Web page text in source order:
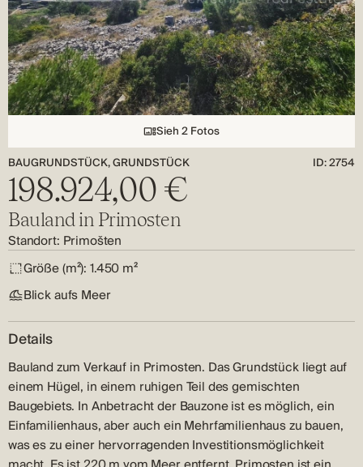
Sieh 2 Fotos
BAUGRUNDSTÜCK, GRUNDSTÜCK
ID: 2754
198.924,00 €
Bauland in Primosten
Standort: Primošten
Größe (m²): 1.450 m²
Blick aufs Meer
Details
Bauland zum Verkauf in Primosten. Das Grundstück liegt auf
einem Hügel, in einem ruhigen Teil des gemischten
Baugebiets. In Anbetracht der Bauzone ist es möglich, ein
Einfamilienhaus, aber auch ein Mehrfamilienhaus zu bauen,
was es zu einer hervorragenden Investitionsmöglichkeit